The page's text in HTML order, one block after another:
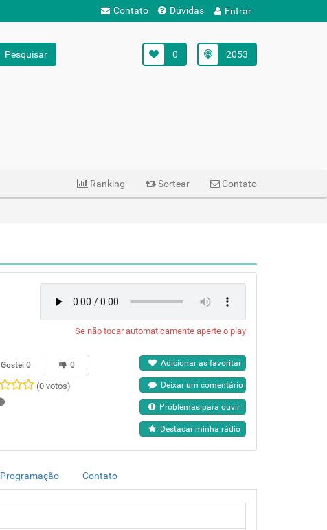
Contato Dúvidas Entrar
Pesquisar 2053
0
Ranking Sortear Contato
Se não tocar automaticamente aperte o play
Gostei0 0
(0 votos)
Adicionar as favoritar
Deixar um comentário
Problemas para ouvir
Destacar minha rádio
Programação Contato